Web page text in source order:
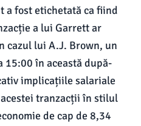
a fost etichetată ca fiind
a lui Garrett ar
cazul lui A.J. Brown, un
15:00 în această după-
implicațiile salariale
tranzacții în stilul
de cap de 8,34